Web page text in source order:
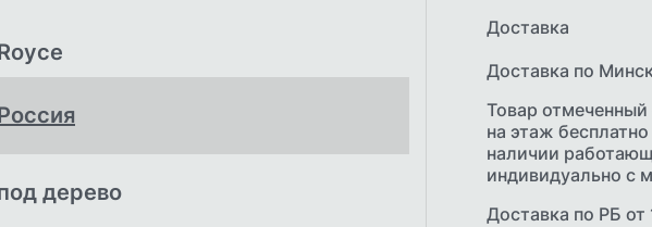
дерево
Доставка
Доставка по
Товар
на этаж
наличии
индивидуально с
Доставка по РБ